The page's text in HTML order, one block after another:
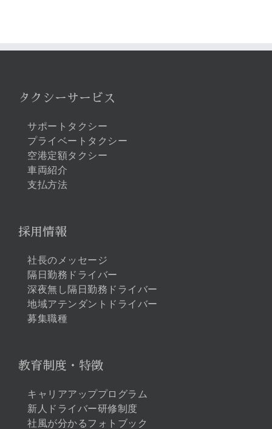
タクシーサービス
サポートタクシー
プライベートタクシー
空港定額タクシー
車両紹介
支払方法
採用情報
社長のメッセージ
隔日勤務ドライバー
深夜無し隔日勤務ドライバー
地域アテンダントドライバー
募集職種
教育制度・特徴
キャリアアッププログラム
新人ドライバー研修制度
社風が分かるフォトブック